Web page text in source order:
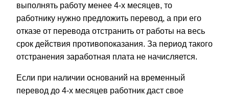
выполнять работу менее 4-х месяцев, то
работнику нужно предложить перевод, а при его
отказе от перевода отстранить от работы на весь
срок действия противопоказания. За период такого
отстранения заработная плата не начисляется.
Если при наличии оснований на временный
перевод до 4-х месяцев работник даст свое